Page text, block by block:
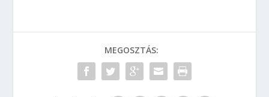
MEGOSZTÁS: